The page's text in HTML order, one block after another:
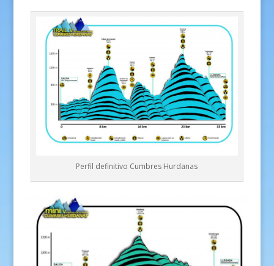
Perfil definitivo Cumbres Hurdanas